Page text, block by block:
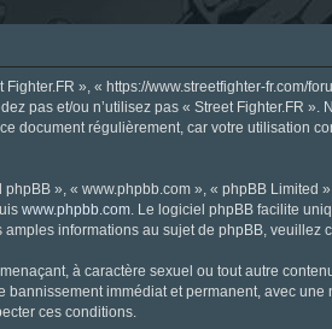
», « https://www.streetfighter-fr.com/
pas et/ou n’utilisez pas « Street Fighter.FR
document régulièrement, car votre utilisation
», « www.phpbb.com », « phpBB
www.phpbb.com . Le logiciel phpBB facilite
informations au sujet de phpBB, veuillez
à caractère sexuel ou tout autre
immédiat et permanent, avec
ces conditions.